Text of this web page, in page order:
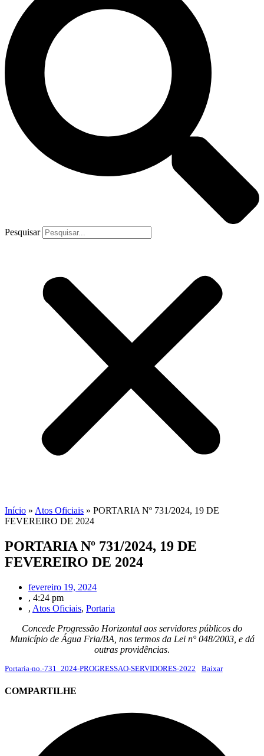
Pesquisar
Início » Atos Oficiais » PORTARIA Nº 731/2024, 19 DE
FEVEREIRO DE 2024
PORTARIA Nº 731/2024, 19 DE
FEVEREIRO DE 2024
fevereiro 19, 2024
, 4:24 pm
, Atos Oficiais, Portaria
Concede Progressão Horizontal aos servidores públicos do
Município de Água Fria/BA, nos termos da Lei n° 048/2003, e dá
outras providências.
Portaria-no.-731_2024-PROGRESSAO-SERVIDORES-2022 Baixar
COMPARTILHE